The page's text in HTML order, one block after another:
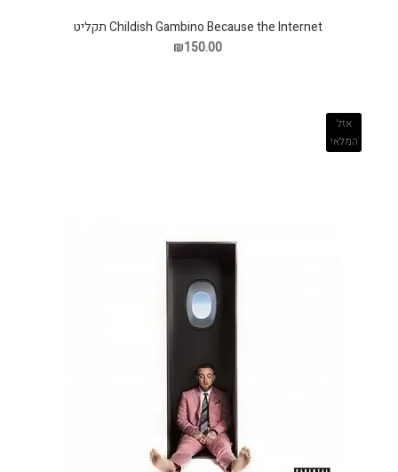
Childish Gambino Because the Internet תקליט
₪150.00
אזל
המלאי